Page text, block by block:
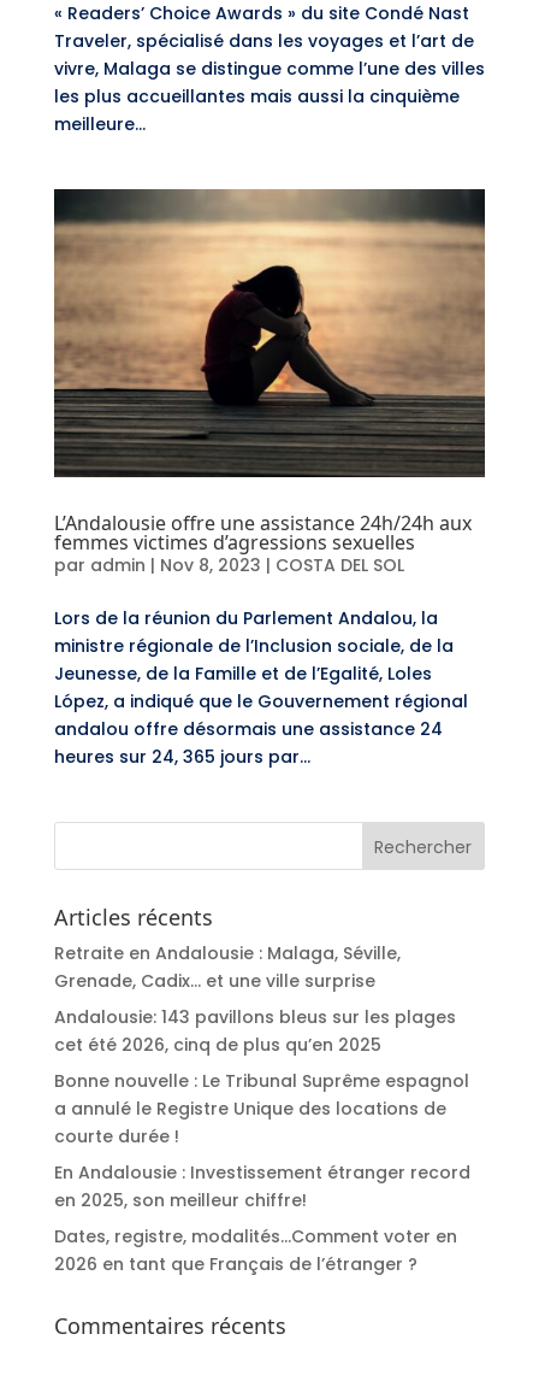
« Readers’ Choice Awards » du site Condé Nast
Traveler, spécialisé dans les voyages et l’art de
vivre, Malaga se distingue comme l’une des villes
les plus accueillantes mais aussi la cinquième
meilleure...
L’Andalousie offre une assistance 24h/24h aux
femmes victimes d’agressions sexuelles
par admin | Nov 8, 2023 | COSTA DEL SOL
Lors de la réunion du Parlement Andalou, la
ministre régionale de l’Inclusion sociale, de la
Jeunesse, de la Famille et de l’Egalité, Loles
López, a indiqué que le Gouvernement régional
andalou offre désormais une assistance 24
heures sur 24, 365 jours par...
Articles récents
Retraite en Andalousie : Malaga, Séville,
Grenade, Cadix… et une ville surprise
Andalousie: 143 pavillons bleus sur les plages
cet été 2026, cinq de plus qu’en 2025
Bonne nouvelle : Le Tribunal Suprême espagnol
a annulé le Registre Unique des locations de
courte durée !
En Andalousie : Investissement étranger record
en 2025, son meilleur chiffre!
Dates, registre, modalités…Comment voter en
2026 en tant que Français de l’étranger ?
Commentaires récents